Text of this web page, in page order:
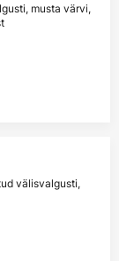
musta värvi,
välisvalgusti,